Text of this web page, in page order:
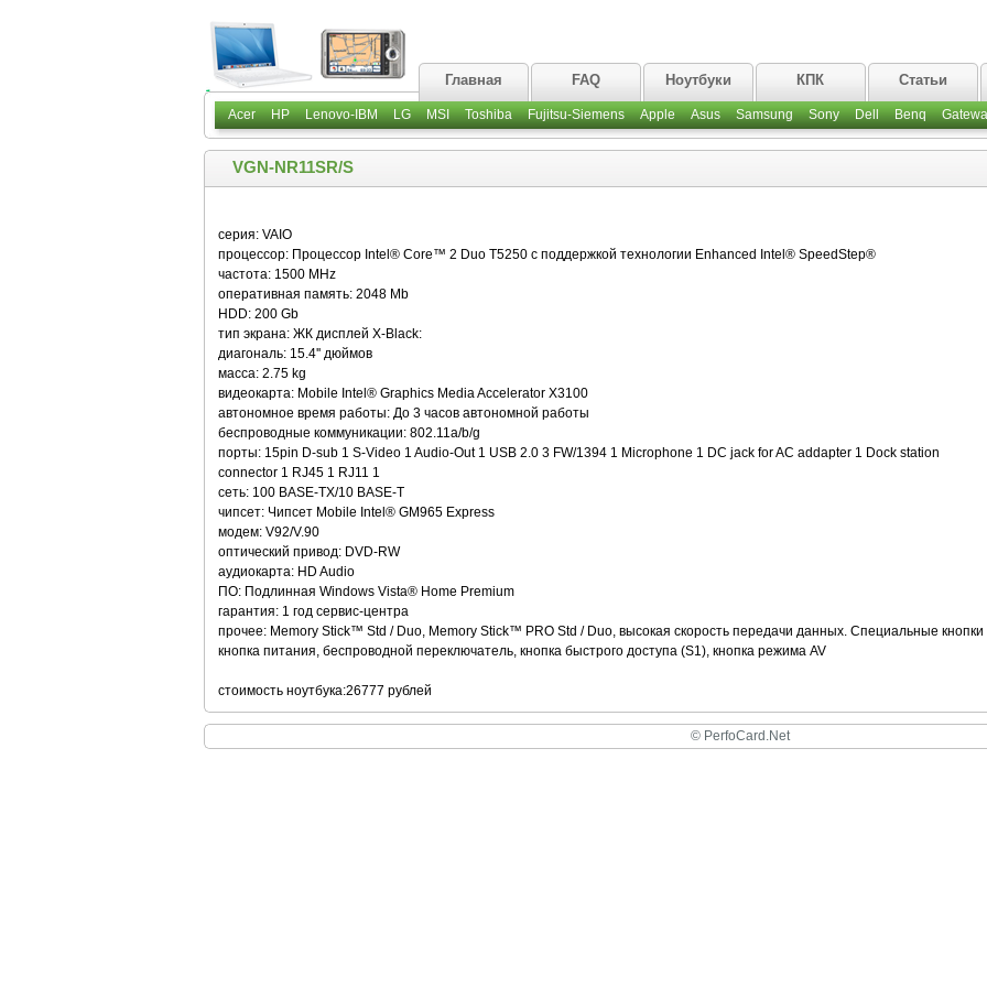
Главная FAQ Ноутбуки КПК Статьи
Acer HP Lenovo-IBM LG MSI Toshiba Fujitsu-Siemens Apple Asus Samsung Sony Dell Benq
VGN-NR11SR/S
серия: VAIO
процессор: Процессор Intel® Core™ 2 Duo T5250 с поддержкой технологии Enhanced Intel® SpeedStep®
частота: 1500 MHz
оперативная память: 2048 Mb
HDD: 200 Gb
тип экрана: ЖК дисплей X-Black:
диагональ: 15.4'' дюймов
масса: 2.75 kg
видеокарта: Mobile Intel® Graphics Media Accelerator X3100
автономное время работы: До 3 часов автономной работы
беспроводные коммуникации: 802.11a/b/g
порты: 15pin D-sub 1 S-Video 1 Audio-Out 1 USB 2.0 3 FW/1394 1 Microphone 1 DC jack for AC addapter 1 Dock station
connector 1 RJ45 1 RJ11 1
сеть: 100 BASE-TX/10 BASE-T
чипсет: Чипсет Mobile Intel® GM965 Express
модем: V92/V.90
оптический привод: DVD-RW
аудиокарта: HD Audio
ПО: Подлинная Windows Vista® Home Premium
гарантия: 1 год сервис-центра
прочее: Memory Stick™ Std / Duo, Memory Stick™ PRO Std / Duo, высокая скорость передачи данных. Специальные кнопки
кнопка питания, беспроводной переключатель, кнопка быстрого доступа (S1), кнопка режима AV
стоимость ноутбука:26777 рублей
© PerfoCard.Net